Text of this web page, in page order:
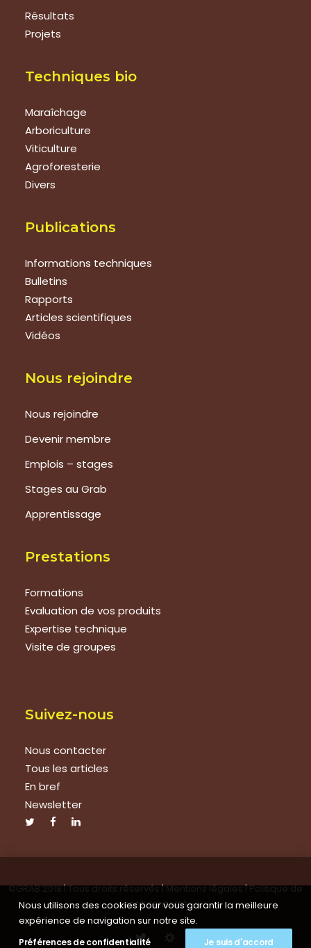
Résultats
Projets
Techniques bio
Maraîchage
Arboriculture
Viticulture
Agroforesterie
Divers
Publications
Informations techniques
Bulletins
Rapports
Articles scientifiques
Vidéos
Nous rejoindre
Nous rejoindre
Devenir membre
Emplois – stages
Stages au Grab
Apprentissage
Prestations
Formations
Evaluation de vos produits
Expertise technique
Visite de groupes
Suivez-nous
Nous contacter
Tous les articles
En bref
Newsletter
©GRAB 2018 | Tous droits réservés |Mentions légales|Politique de
confidentialité
Nous utilisons des cookies pour vous garantir la meilleure
expérience de navigation sur notre site.
Préférences de confidentialité Je suis d'accord